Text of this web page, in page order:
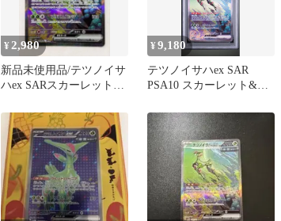
¥ 2,980
新品未使用品/テツノイサ
ハex SARスカーレット&
ャッジ
¥9,180
テツノイサハex SAR
PSA10 スカーレット&バ